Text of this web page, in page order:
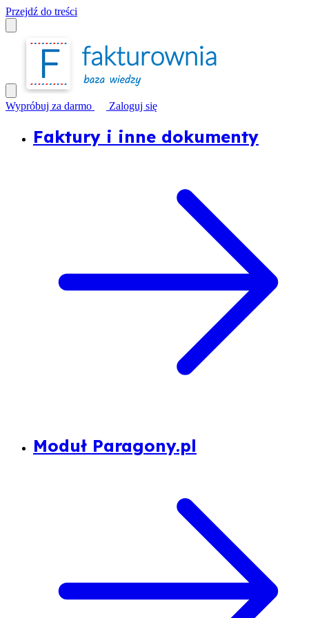
Przejdź do treści
Wypróbuj za darmo Zaloguj się
Faktury i inne dokumenty
Moduł Paragony.pl